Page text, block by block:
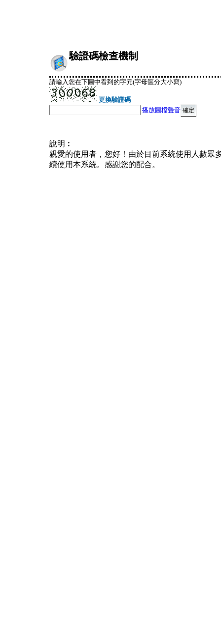
驗證碼檢查機制
請輸入您在下圖中看到的字元(字母區分大小寫)
更換驗證碼
播放圖檔聲音
說明︰
親愛的使用者，您好！由於目前系統使用人數眾
續使用本系統。感謝您的配合。